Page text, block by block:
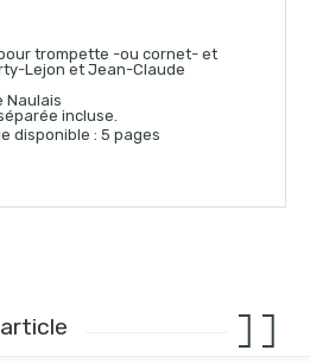
trompette -ou cornet- et
Lejon et Jean-Claude
Naulais
incluse.
disponible : 5 pages